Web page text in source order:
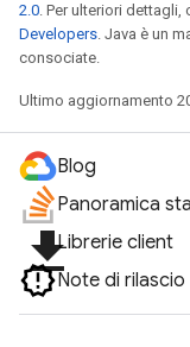
2.0. Per ulteriori dettagli,
Developers. Java è un
consociate.
Ultimo aggiornamento
Blog
Panoramica
file_downloadLibrerie client
Note di rilascio